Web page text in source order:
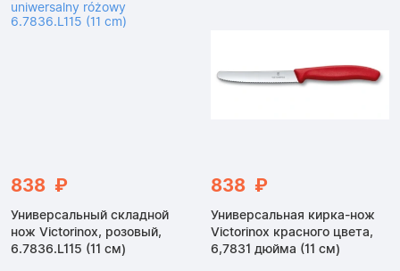
838 ₽
Универсальный складной
нож Victorinox, розовый,
6.7836.L115 (11 см)
838 ₽
Универсальная кирка-нож
Victorinox красного цвета,
6,7831 дюйма (11 см)